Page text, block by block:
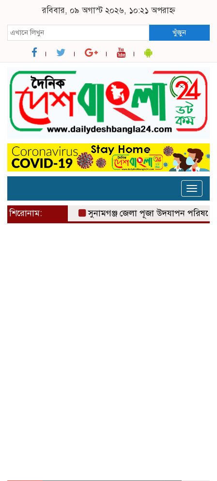
রবিবার, ০৯ অগাস্ট ২০২৬, ১০:২১ অপরাহ্ন
খুঁজুন
Toggle
শিরোনাম: সুনামগঞ্জ জেলা পূজা উদযাপন পরিষদের ৮১